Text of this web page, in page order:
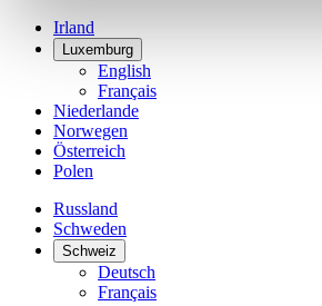
Irland
Luxemburg
English
Français
Niederlande
Norwegen
Österreich
Polen
Russland
Schweden
Schweiz
Deutsch
Français